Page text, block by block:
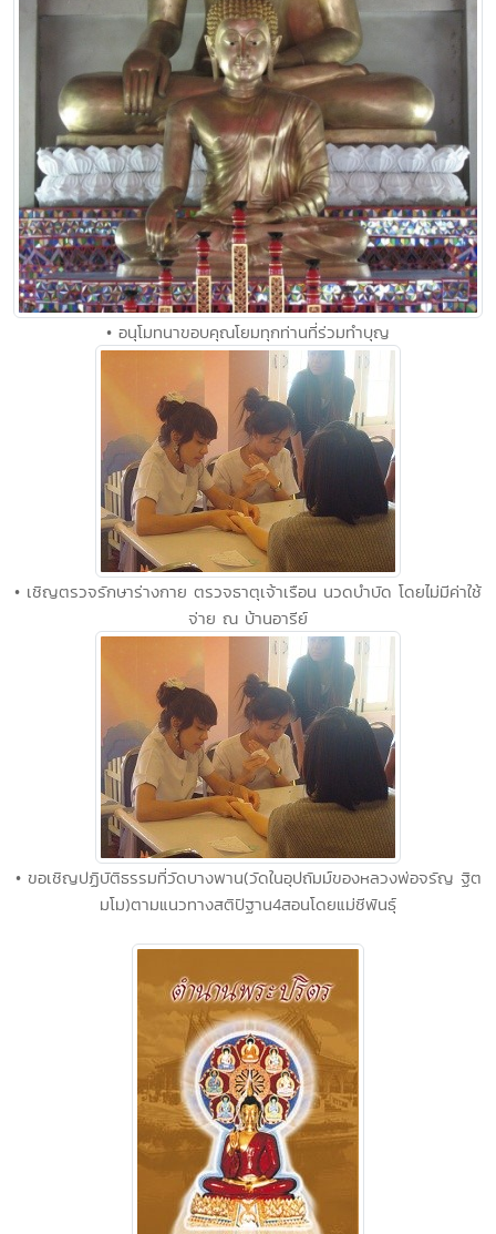
• อนุโมทนาขอบคุณโยมทุกท่านที่ร่วมทำบุญ
• เชิญตรวจรักษาร่างกาย ตรวจธาตุเจ้าเรือน นวดบำบัด โดยไม่มีค่าใช้
จ่าย ณ บ้านอารีย์
• ขอเชิญปฏิบัติธรรมที่วัดบางพาน(วัดในอุปถัมม์ของหลวงพ่อจรัญ ฐิต
มโม)ตามแนวทางสติปัฐาน4สอนโดยแม่ชีพันธุ์